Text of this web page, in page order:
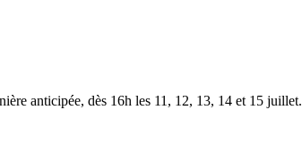
anticipée, dès 16h les 11, 12, 13, 14 et 15 juillet.